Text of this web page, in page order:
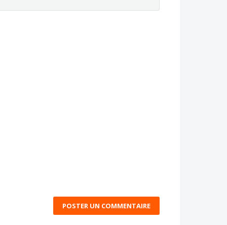
POSTER UN COMMENTAIRE